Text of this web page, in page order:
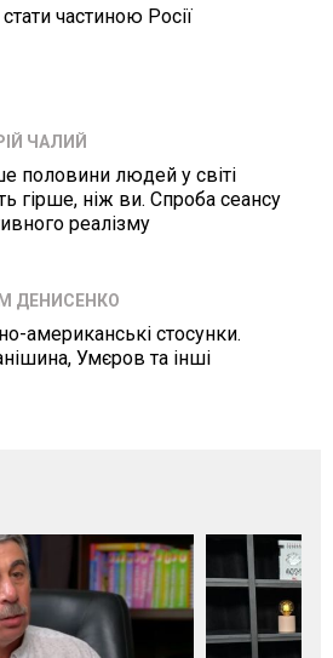
частиною Росії
ЧАЛИЙ
половини людей у світі
гірше, ніж ви. Спроба сеансу
реалізму
ДЕНИСЕНКО
американські стосунки.
Умєров та інші